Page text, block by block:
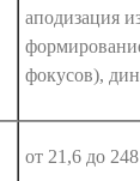
аподизация
фокусов),
от 21,6 до